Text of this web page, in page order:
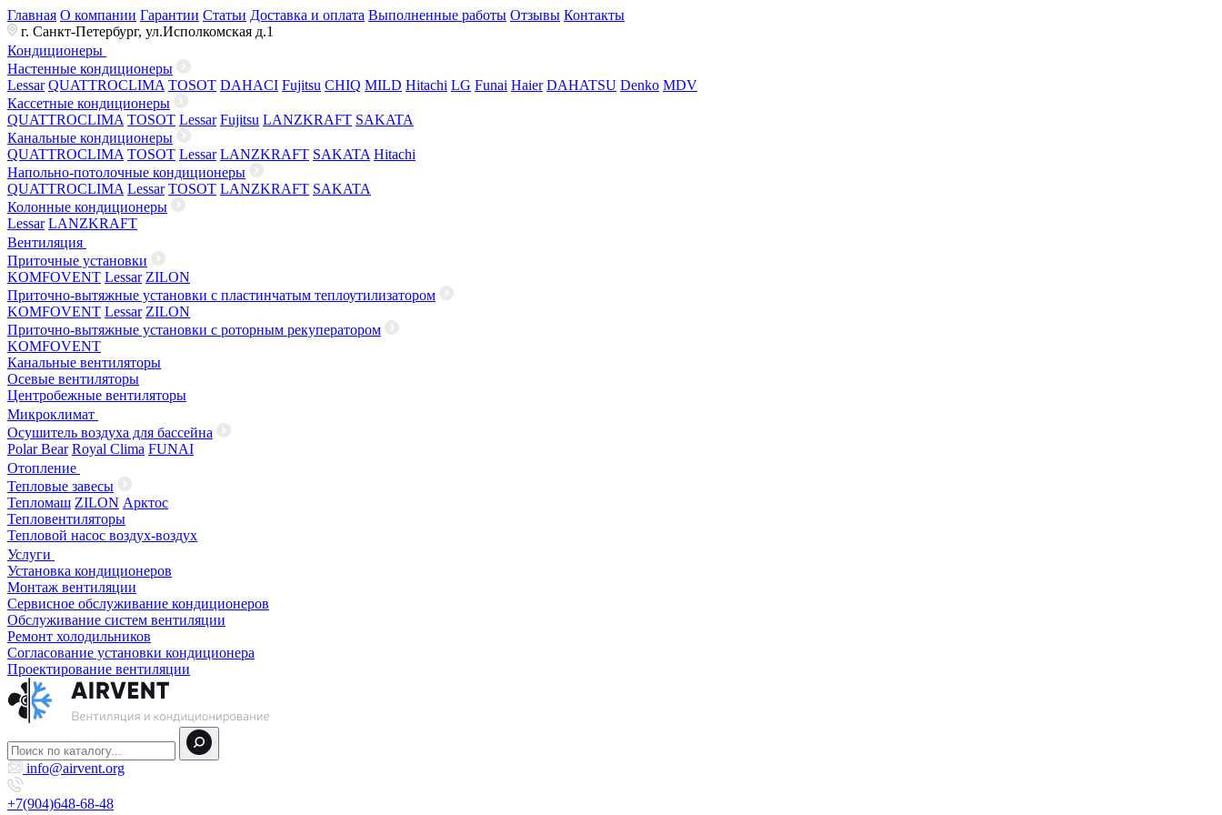
Главная О компании Гарантии Статьи Доставка и оплата Выполненные работы Отзывы Контакты
г. Санкт-Петербург, ул.Исполкомская д.1
Кондиционеры
Настенные кондиционеры
Lessar QUATTROCLIMA TOSOT DAHACI Fujitsu CHIQ MILD Hitachi LG Funai Haier DAHATSU Denko MDV
Кассетные кондиционеры
QUATTROCLIMA TOSOT Lessar Fujitsu LANZKRAFT SAKATA
Канальные кондиционеры
QUATTROCLIMA TOSOT Lessar LANZKRAFT SAKATA Hitachi
Напольно-потолочные кондиционеры
QUATTROCLIMA Lessar TOSOT LANZKRAFT SAKATA
Колонные кондиционеры
Lessar LANZKRAFT
Вентиляция
Приточные установки
KOMFOVENT Lessar ZILON
Приточно-вытяжные установки с пластинчатым теплоутилизатором
KOMFOVENT Lessar ZILON
Приточно-вытяжные установки с роторным рекуператором
KOMFOVENT
Канальные вентиляторы
Осевые вентиляторы
Центробежные вентиляторы
Микроклимат
Осушитель воздуха для бассейна
Polar Bear Royal Clima FUNAI
Отопление
Тепловые завесы
Тепломаш ZILON Арктос
Тепловентиляторы
Тепловой насос воздух-воздух
Услуги
Установка кондиционеров
Монтаж вентиляции
Сервисное обслуживание кондиционеров
Обслуживание систем вентиляции
Ремонт холодильников
Согласование установки кондиционера
Проектирование вентиляции
info@airvent.org
+7(904)648-68-48